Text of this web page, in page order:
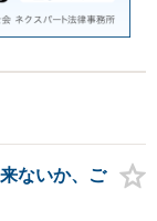
ないか、ご